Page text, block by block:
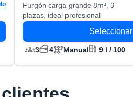
Furgón carga grande 8m³, 3
plazas, ideal profesional
Seleccionar
3 4 Manual 9 l / 100